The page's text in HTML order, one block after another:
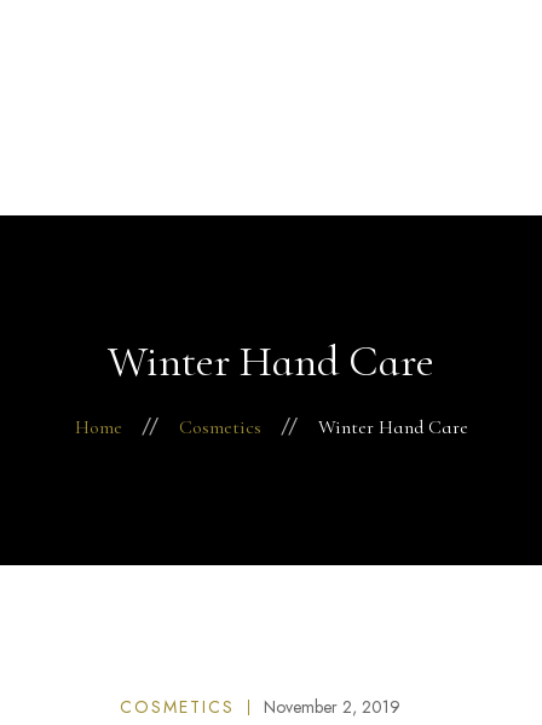
Winter Hand Care
Home Cosmetics Winter Hand Care
COSMETICS November 2, 2019